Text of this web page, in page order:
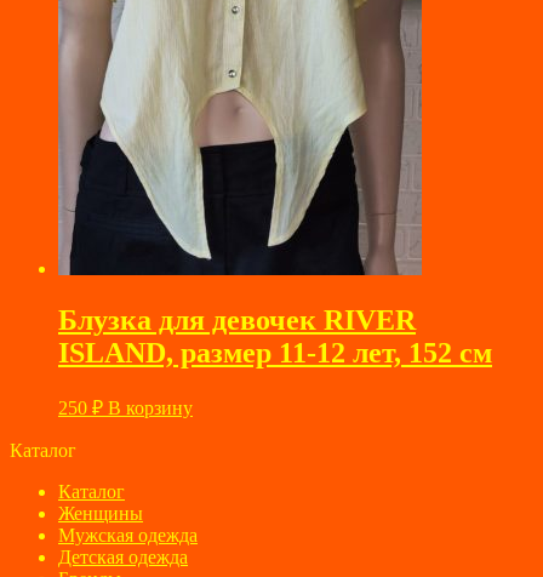
Блузка для девочек RIVER
ISLAND, размер 11-12 лет, 152 см
250 ₽ В корзину
Каталог
Каталог
Женщины
Мужская одежда
Детская одежда